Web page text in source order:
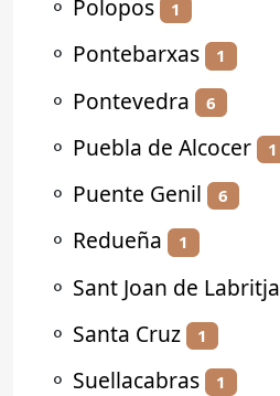
⚬ Polopos 1
⚬ Pontebarxas 1
⚬ Pontevedra 6
⚬ Puebla de Alcocer 1
⚬ Puente Genil 6
⚬ Redueña 1
⚬ Sant Joan de Labritja
⚬ Santa Cruz 1
⚬ Suellacabras 1